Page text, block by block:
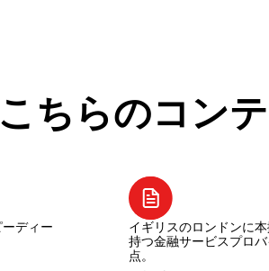
こちらのコン
ーディー
イギリスのロンドンに
持つ金融サービスプロ
点。